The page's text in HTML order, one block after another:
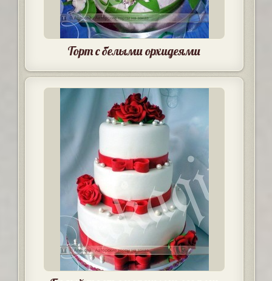
Торт с белыми орхидеями